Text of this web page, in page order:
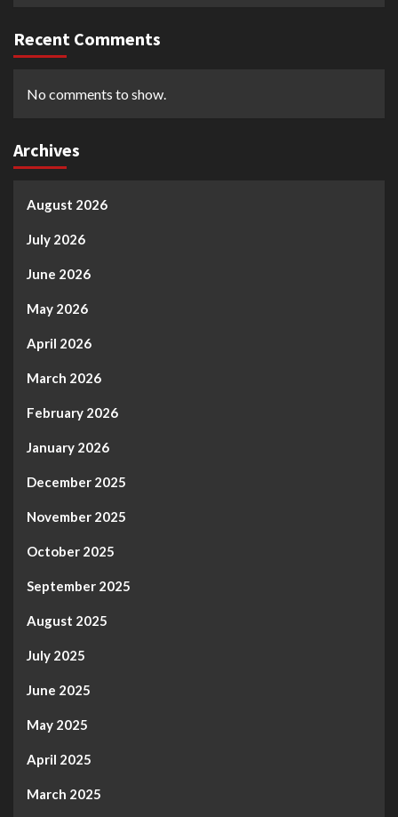
Recent Comments
No comments to show.
Archives
August 2026
July 2026
June 2026
May 2026
April 2026
March 2026
February 2026
January 2026
December 2025
November 2025
October 2025
September 2025
August 2025
July 2025
June 2025
May 2025
April 2025
March 2025